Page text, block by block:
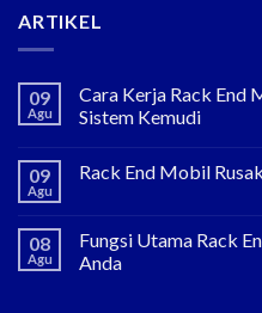
ARTIKEL
09
Agu
Cara Kerja Rack End
Sistem Kemudi
09
Agu
Rack End Mobil
08
Agu
Fungsi Utama Rack
Anda